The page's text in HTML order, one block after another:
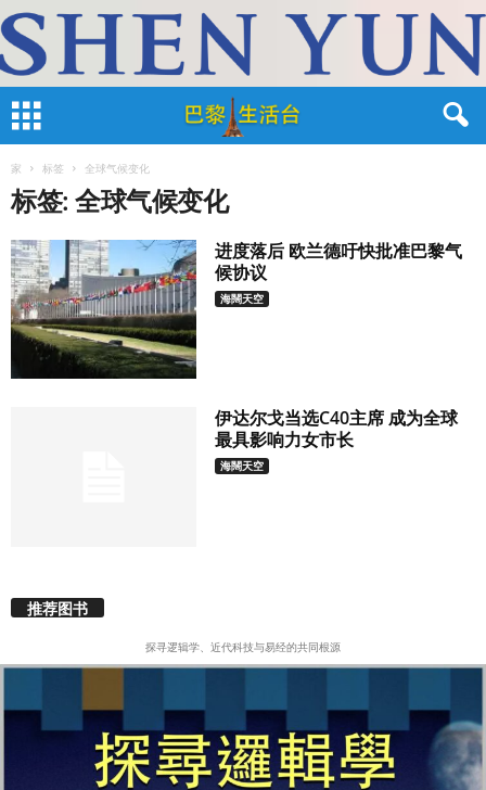
家 标签 全球气候变化
标签: 全球气候变化
进度落后 欧兰德吁快批准巴黎气
候协议
海闊天空
伊达尔戈当选C40主席 成为全球
最具影响力女市长
海闊天空
推荐图书
探寻逻辑学、近代科技与易经的共同根源